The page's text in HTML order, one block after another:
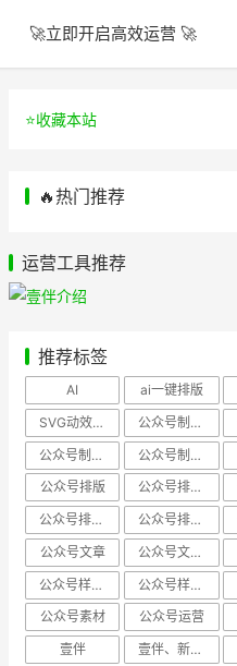
🚀立即开启高效运营 🚀
⭐️收藏本站
🔥热门推荐
运营工具推荐
推荐标签
AI ai一键排版
SVG动效样式
公众号制作、公众号排版
公众号制作、微信编辑器
公众号制作，公众号排版
公众号排版
公众号排版，公众号模板
公众号排版，微信编辑器
公众号排版，排版样式
公众号文章
公众号文章、公众号运营
公众号样式，微信公众号排版
公众号样式，微信编辑器
公众号素材
公众号运营
壹伴
壹伴、新媒体运营